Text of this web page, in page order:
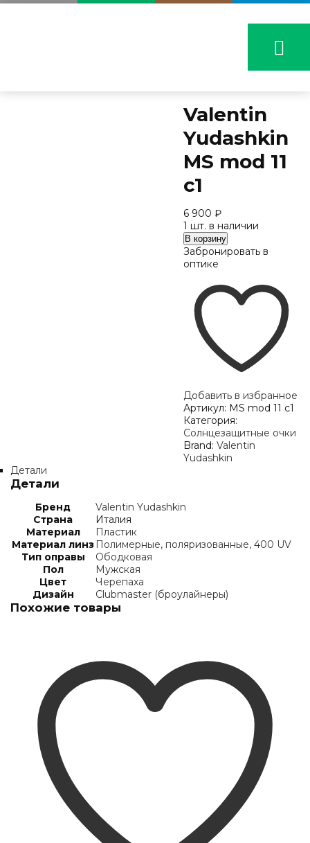
Valentin
Yudashkin
MS mod 11
c1
6 900 ₽
1 шт. в наличии
Количество
Valentin
Yudashkin
mod
В корзину
Забронировать в
оптике
Добавить в избранное
Артикул: MS mod 11 c1
Категория:
Солнцезащитные очки
Brand: Valentin
Yudashkin
Детали
Детали
Бренд
Valentin Yudashkin
Страна
Италия
Материал
Пластик
Материал линз Полимерные, поляризованные, 400 UV
Тип оправы
Ободковая
Пол
Мужская
Цвет
Черепаха
Дизайн
Clubmaster (броулайнеры)
Похожие товары